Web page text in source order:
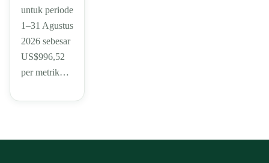
untuk periode
1–31 Agustus
2026 sebesar
US$996,52
per metrik…